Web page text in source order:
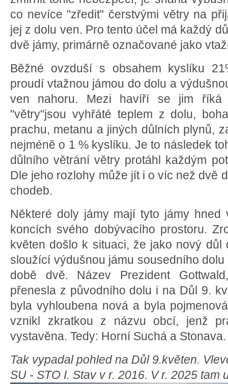
co nevíce "zředit" čerstvými větry na
jej z dolu ven. Pro tento účel má každý
dvě jámy, primárně označované jako
Běžné ovzduší s obsahem kyslíku
proudí vtažnou jámou do dolu a
ven nahoru. Mezi havíří se jim říká
"větry"jsou vyhřáté teplem z dolu,
prachu, metanu a jiných důlních plynů,
nejméně o 1 % kyslíku. Je to následek
důlního větrání větry protáhl každým
Dle jeho rozlohy může jít i o víc než dvě
chodeb.
Některé doly jámy mají tyto jámy hned
koncích svého dobývacího prostoru.
květen došlo k situaci, že jako nový
sloužící výdušnou jámu sousedního
době dvě. Název Prezident
přenesla z původního dolu i na Důl 9.
byla vyhloubena nová a byla
vznikl zkratkou z názvu obcí, jenž
vystavěna. Tedy: Horní Suchá a Stonava.
Tak vypadal pohled na Důl 9.květen.
SU - STO I. Stav v r. 2016. V r. 2025 tam